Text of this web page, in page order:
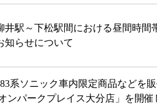
駅～下松駅間における昼間時間
知らせについて
系ソニック車内限定商品などを
ンパークプレイス大分店」を開